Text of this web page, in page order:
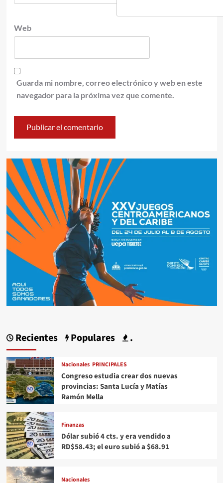
Web
Guarda mi nombre, correo electrónico y web en este
navegador para la próxima vez que comente.
Recientes Populares .
Nacionales PRINCIPALES
Congreso estudia crear dos nuevas
provincias: Santa Lucía y Matías
Ramón Mella
Finanzas
Dólar subió 4 cts. y era vendido a
RD$58.43; el euro subió a $68.91
Nacionales